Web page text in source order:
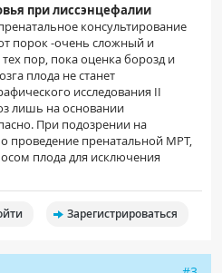
при лиссэнцефалии
консультирование
порок -очень сложный и
пор, пока оценка борозд и
плода не станет
исследования II
лишь на основании
При подозрении на
проведение пренатальной МРТ,
плода для исключения
Зарегистрироваться